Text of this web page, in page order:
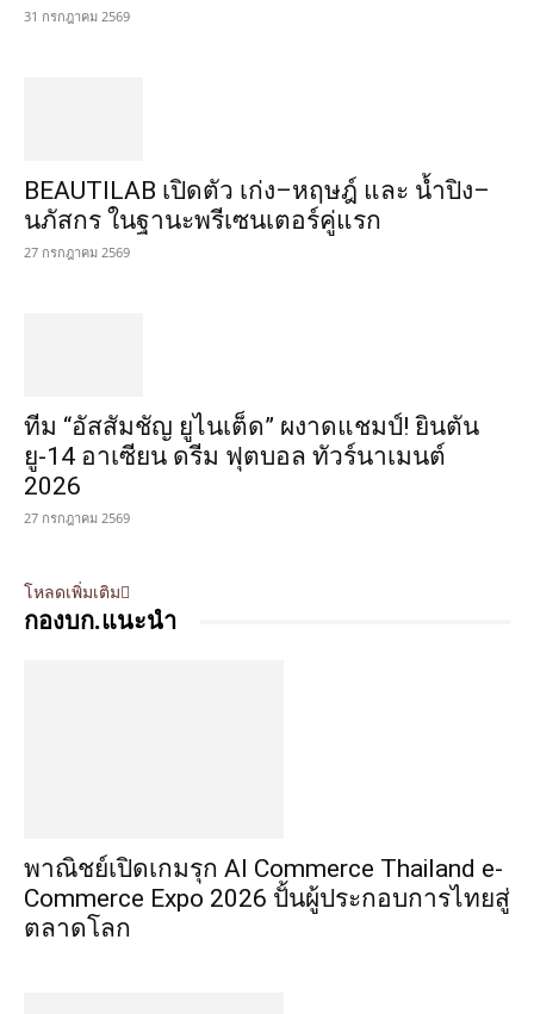
31 กรกฎาคม 2569
BEAUTILAB เปิดตัว เก่ง–หฤษฎ์ และ น้ำปิง–
นภัสกร ในฐานะพรีเซนเตอร์คู่แรก
27 กรกฎาคม 2569
ทีม “อัสสัมชัญ ยูไนเต็ด” ผงาดแชมป์! ยินตัน
ยู-14 อาเซียน ดรีม ฟุตบอล ทัวร์นาเมนต์
2026
27 กรกฎาคม 2569
โหลดเพิ่มเติม
กองบก.แนะนำ
พาณิชย์เปิดเกมรุก AI Commerce Thailand e-
Commerce Expo 2026 ปั้นผู้ประกอบการไทยสู่
ตลาดโลก